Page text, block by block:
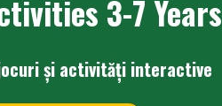
3-7 Years
și activități interactive